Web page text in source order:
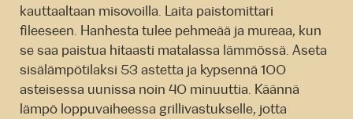
kauttaaltaan misovoilla. Laita paistomittari
fileeseen. Hanhesta tulee pehmeää ja mureaa, kun
se saa paistua hitaasti matalassa lämmössä. Aseta
sisälämpötilaksi 53 astetta ja kypsennä 100
asteisessa uunissa noin 40 minuuttia. Käännä
lämpö loppuvaiheessa grillivastukselle, jotta